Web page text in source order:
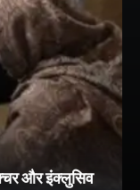
और इंक्लुसिव